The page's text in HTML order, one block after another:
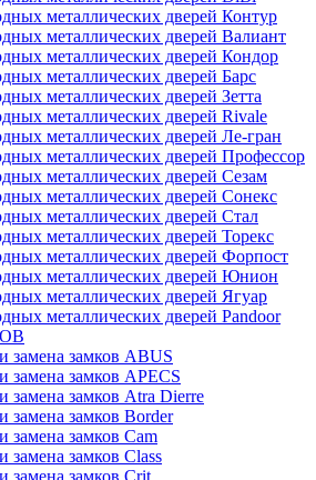
металлических дверей Контур
металлических дверей Валиант
металлических дверей Кондор
металлических дверей Барс
металлических дверей Зетта
металлических дверей Rivale
металлических дверей Ле-гран
металлических дверей Профессор
металлических дверей Сезам
металлических дверей Сонекс
металлических дверей Стал
металлических дверей Торекс
металлических дверей Форпост
металлических дверей Юнион
металлических дверей Ягуар
металлических дверей Pandoor
замена замков ABUS
замена замков APECS
замена замков Atra Dierre
замена замков Border
замена замков Cam
замена замков Class